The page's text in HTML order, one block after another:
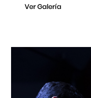
Ver Galería